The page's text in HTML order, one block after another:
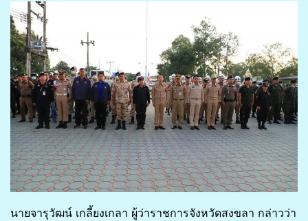
นายจารุวัฒน์ เกลี้ยงเกลา ผู้ว่าราชการจังหวัดสงขลา กล่าวว่า